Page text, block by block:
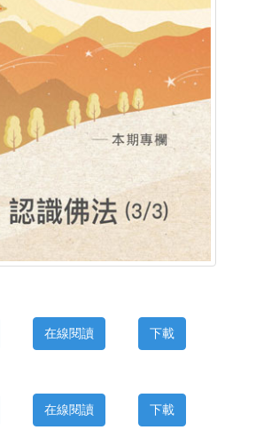
在線閱讀 下載
在線閱讀 下載